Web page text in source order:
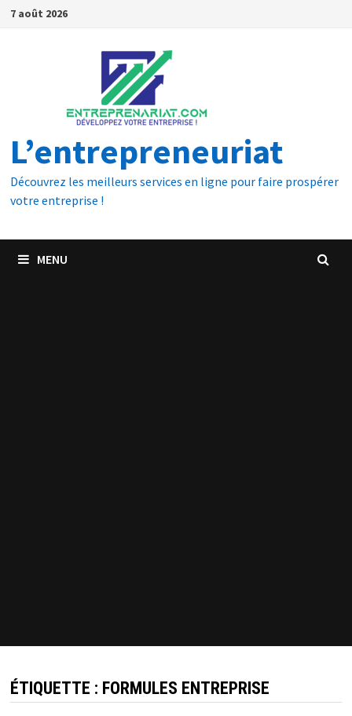
7 août 2026
L’entrepreneuriat
Découvrez les meilleurs services en ligne pour faire prospérer
votre entreprise !
MENU
ÉTIQUETTE : FORMULES ENTREPRISE